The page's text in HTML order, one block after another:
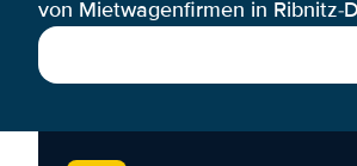
von Mietwagenfirmen in Ribnitz-